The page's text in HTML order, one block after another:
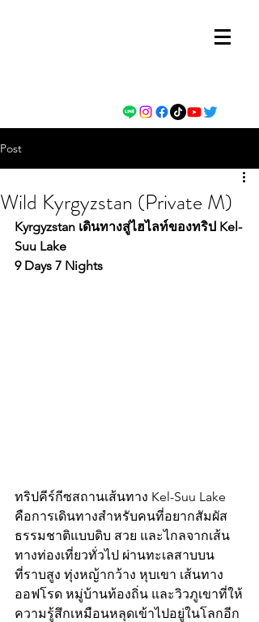
Post
Wild Kyrgyzstan (Private M)
Kyrgyzstan เดินทางสู่ไฮไลท์ของทริป Kel-
Suu Lake
9 Days 7 Nights
ทริปคีร์กีซสถานเส้นทาง Kel-Suu Lake
คือการเดินทางสำหรับคนที่อยากสัมผัส
ธรรมชาติแบบดิบ สวย และไกลจากเส้น
ทางท่องเที่ยวทั่วไป ผ่านทะเลสาบบน
ที่ราบสูง ทุ่งหญ้ากว้าง หุบเขา เส้นทาง
ออฟโรด หมู่บ้านท้องถิ่น และวิวภูเขาที่ให้
ความรู้สึกเหมือนหลุดเข้าไปอยู่ในโลกอีก